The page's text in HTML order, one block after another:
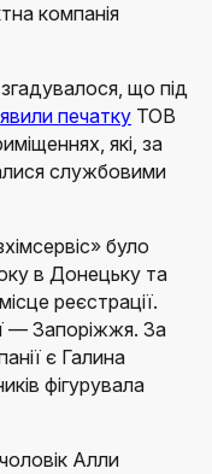
компанія
що під
печатку ТОВ
які, за
службовими
було
в Донецьку та
реєстрації.
— Запоріжжя. За
є Галина
фігурувала
Алли